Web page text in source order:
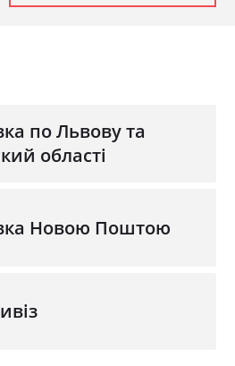
по Львову та
області
Новою Поштою